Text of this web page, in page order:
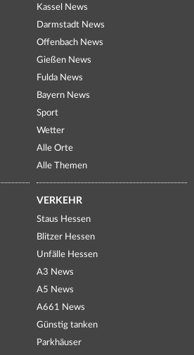
Kassel News
Darmstadt News
Offenbach News
Gießen News
Fulda News
Bayern News
Sport
Wetter
Alle Orte
Alle Themen
VERKEHR
Staus Hessen
Blitzer Hessen
Unfälle Hessen
A3 News
A5 News
A661 News
Günstig tanken
Parkhäuser